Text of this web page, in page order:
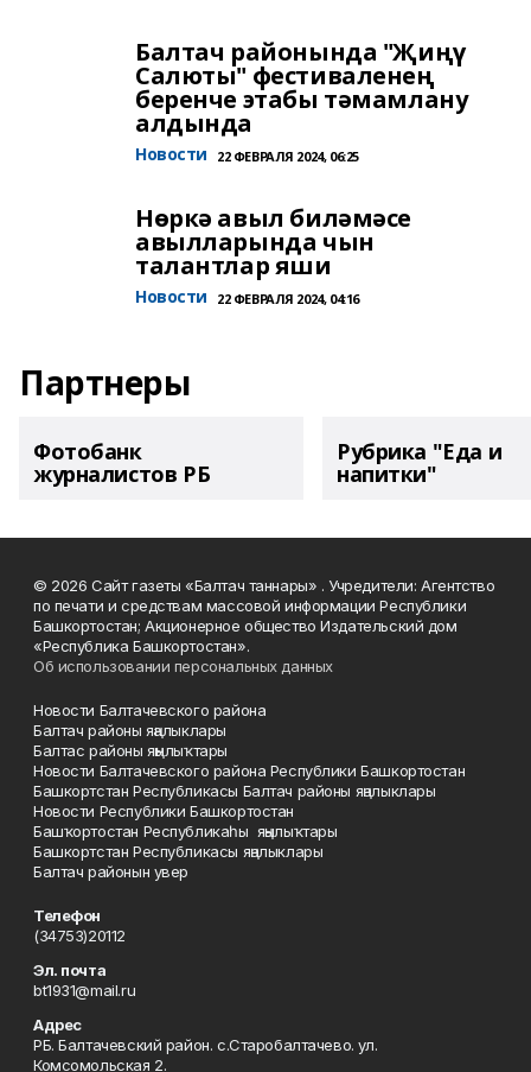
Балтач районында "Җиңү
Салюты" фестиваленең
беренче этабы тәмамлану
алдында
Новости 22 ФЕВРАЛЯ 2024, 06:25
Нөркә авыл биләмәсе
авылларында чын
талантлар яши
Новости 22 ФЕВРАЛЯ 2024, 04:16
Партнеры
Фотобанк
журналистов РБ
Рубрика "Еда и
напитки"
© 2026 Сайт газеты «Балтач таннары» . Учредители: Агентство
по печати и средствам массовой информации Республики
Башкортостан; Акционерное общество Издательский дом
«Республика Башкортостан».
Об использовании персональных данных
Новости Балтачевского района
Балтач районы яңалыклары
Балтас районы яңылыҡтары
Новости Балтачевского района Республики Башкортостан
Башкортстан Республикасы Балтач районы яңалыклары
Новости Республики Башкортостан
Башҡортостан Республикаһы яңылыҡтары
Башкортстан Республикасы яңалыклары
Балтач районын увер
Телефон
(34753)20112
Эл. почта
bt1931@mail.ru
Адрес
РБ. Балтачевский район. с.Старобалтачево. ул.
Комсомольская 2.